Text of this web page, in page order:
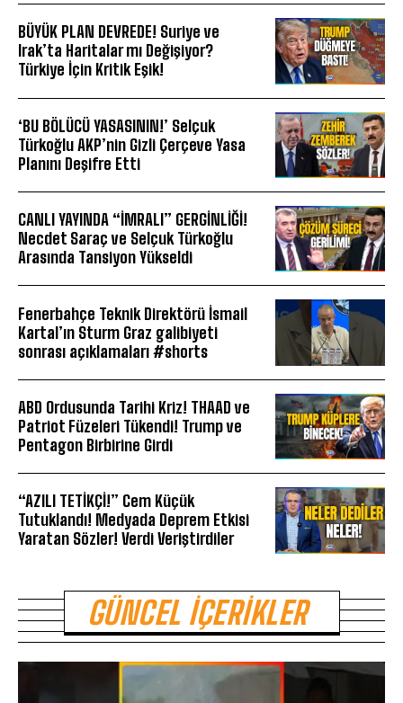
BÜYÜK PLAN DEVREDE! Suriye ve
Irak’ta Haritalar mı Değişiyor?
Türkiye İçin Kritik Eşik!
‘BU BÖLÜCÜ YASASININ!’ Selçuk
Türkoğlu AKP’nin Gizli Çerçeve Yasa
Planını Deşifre Etti
CANLI YAYINDA “İMRALI” GERGİNLİĞİ!
Necdet Saraç ve Selçuk Türkoğlu
Arasında Tansiyon Yükseldi
Fenerbahçe Teknik Direktörü İsmail
Kartal’ın Sturm Graz galibiyeti
sonrası açıklamaları #shorts
ABD Ordusunda Tarihi Kriz! THAAD ve
Patriot Füzeleri Tükendi! Trump ve
Pentagon Birbirine Girdi
“AZILI TETİKÇİ!” Cem Küçük
Tutuklandı! Medyada Deprem Etkisi
Yaratan Sözler! Verdi Veriştirdiler
GÜNCEL İÇERIKLER